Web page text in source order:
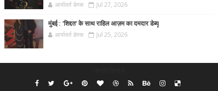
आर्यावर्त डेस्क Jul 27, 2026
मुंबई : 'शिद्दत' के साथ राहिल आज़म का दमदार डेब्यू
आर्यावर्त डेस्क Jul 25, 2026